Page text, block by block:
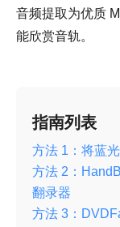
音频提取为优质
能欣赏音轨。
指南列表
方法 1：将蓝
方法 2：
翻录器
方法 3：